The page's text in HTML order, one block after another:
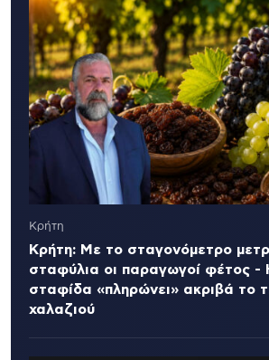
Κρήτη
Κρήτη: Με το σταγονόμετρο
σταφύλια οι παραγωγοί φέτος -
σταφίδα «πληρώνει» ακριβά το
χαλαζιού